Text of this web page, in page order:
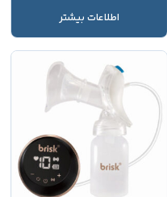
اطلاعات بیشتر